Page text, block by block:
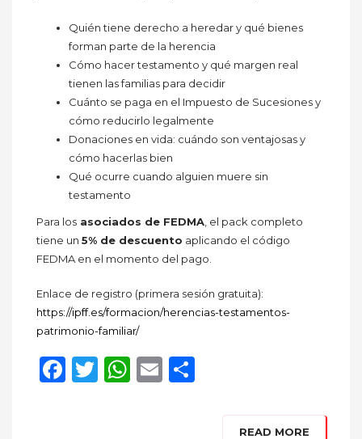
Quién tiene derecho a heredar y qué bienes
forman parte de la herencia
Cómo hacer testamento y qué margen real
tienen las familias para decidir
Cuánto se paga en el Impuesto de Sucesiones y
cómo reducirlo legalmente
Donaciones en vida: cuándo son ventajosas y
cómo hacerlas bien
Qué ocurre cuando alguien muere sin
testamento
Para los asociados de FEDMA , el pack completo
tiene un 5% de descuento aplicando el código
FEDMA en el momento del pago.
Enlace de registro (primera sesión gratuita):
https://ipff.es/formacion/herencias-testamentos-
patrimonio-familiar/
Facebook
Twitter
WhatsApp
Email
READ MORE